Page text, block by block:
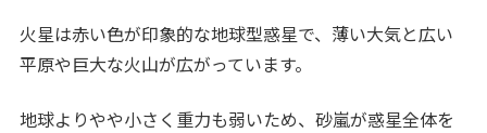
火星は赤い色が印象的な地球型惑星で、薄い大気と広い
平原や巨大な火山が広がっています。
地球よりやや小さく重力も弱いため、砂嵐が惑星全体を